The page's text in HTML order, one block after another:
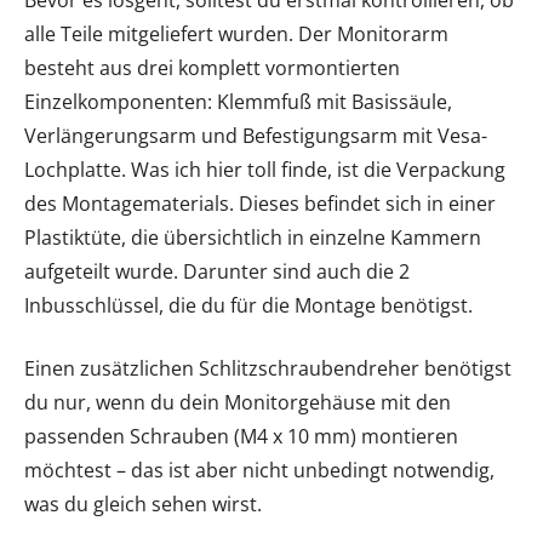
alle Teile mitgeliefert wurden. Der Monitorarm
besteht aus drei komplett vormontierten
Einzelkomponenten: Klemmfuß mit Basissäule,
Verlängerungsarm und Befestigungsarm mit Vesa-
Lochplatte. Was ich hier toll finde, ist die Verpackung
des Montagematerials. Dieses befindet sich in einer
Plastiktüte, die übersichtlich in einzelne Kammern
aufgeteilt wurde. Darunter sind auch die 2
Inbusschlüssel, die du für die Montage benötigst.
Einen zusätzlichen Schlitzschraubendreher benötigst
du nur, wenn du dein Monitorgehäuse mit den
passenden Schrauben (M4 x 10 mm) montieren
möchtest – das ist aber nicht unbedingt notwendig,
was du gleich sehen wirst.